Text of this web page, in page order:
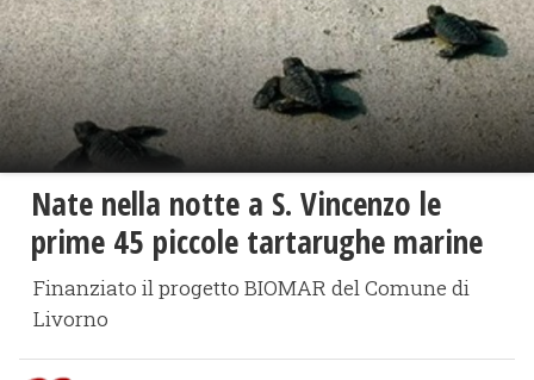
Nate nella notte a S. Vincenzo le
prime 45 piccole tartarughe marine
Finanziato il progetto BIOMAR del Comune di
Livorno